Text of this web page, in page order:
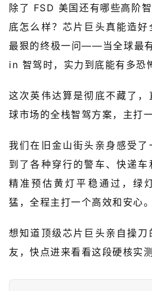
页
超
快
报
级
有
常
开
新
国
有
大
登录 注
除了 FSD 美国还有哪些高阶
底怎么样？芯片巨头真能造
最狠的终极一问——当全球最
in 智驾时，实力到底能有多恐
这次英伟达算是彻底不藏了
球市场的全栈智驾方案，主打
我们在旧金山街头亲身感受
到了各种穿行的警车、快递
精准预估黄灯平稳通过，绿
猛，全程主打一个高效和安心。
想知道顶级芯片巨头亲自操
友，快点进来看看这段硬核实测